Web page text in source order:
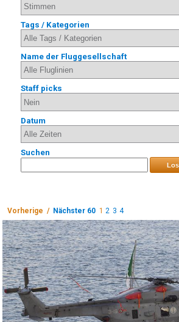
Tags / Kategorien
Name der Fluggesellschaft
Staff picks
Datum
Suchen
Vorherige / Nächster 60 1 2 3 4